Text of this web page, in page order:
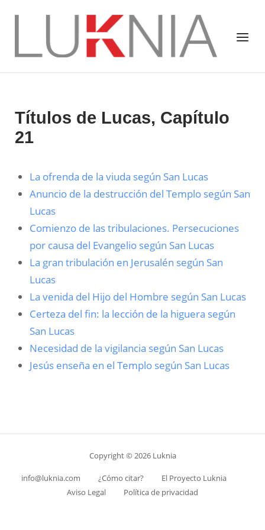
Menú
Títulos de Lucas, Capítulo
21
La ofrenda de la viuda según San Lucas
Anuncio de la destrucción del Templo según San
Lucas
Comienzo de las tribulaciones. Persecuciones
por causa del Evangelio según San Lucas
La gran tribulación en Jerusalén según San
Lucas
La venida del Hijo del Hombre según San Lucas
Certeza del fin: la lección de la higuera según
San Lucas
Necesidad de la vigilancia según San Lucas
Jesús enseña en el Templo según San Lucas
Copyright © 2026 Luknia
info@luknia.com ¿Cómo citar?
El Proyecto Luknia
Aviso Legal
Política de privacidad